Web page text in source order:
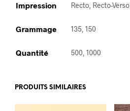
Impression Recto, Recto-Verso
Grammage 135, 150
Quantité 500, 1000
PRODUITS SIMILAIRES